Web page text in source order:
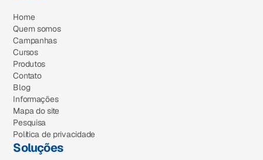
Home
Quem somos
Campanhas
Cursos
Produtos
Contato
Blog
Informações
Mapa do site
Pesquisa
Política de privacidade
Soluções